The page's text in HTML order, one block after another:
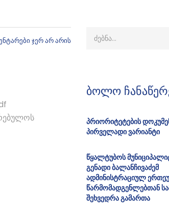
ჯერ არ არის
ბოლო
პრიორიტეტების
პირველადი ვარიანტი
წყალტუბოს
გენადი ბალანჩივაძემ
ადმინისტრაციულ
წარმომადგენლებთან
შეხვედრა გამართა